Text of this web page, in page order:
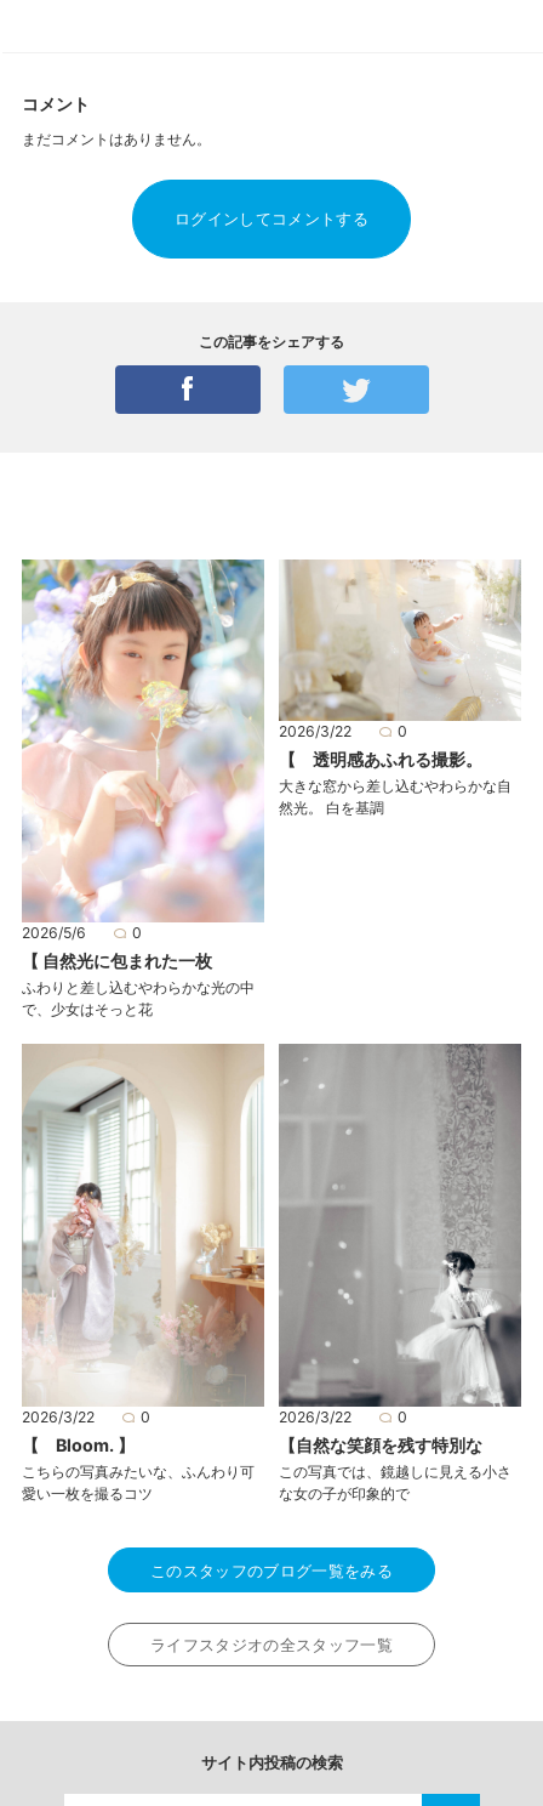
コメント
まだコメントはありません。
ログインしてコメントする
この記事をシェアする
2026/5/6 0
【 自然光に包まれた一枚
ふわりと差し込むやわらかな光の中
で、少女はそっと花
2026/3/22 0
【 透明感あふれる撮影。
大きな窓から差し込むやわらかな自
然光。 白を基調
2026/3/22 0
【 Bloom. 】
こちらの写真みたいな、ふんわり可
愛い一枚を撮るコツ
2026/3/22 0
【自然な笑顔を残す特別な
この写真では、鏡越しに見える小さ
な女の子が印象的で
このスタッフのブログ一覧をみる
ライフスタジオの全スタッフ一覧
サイト内投稿の検索